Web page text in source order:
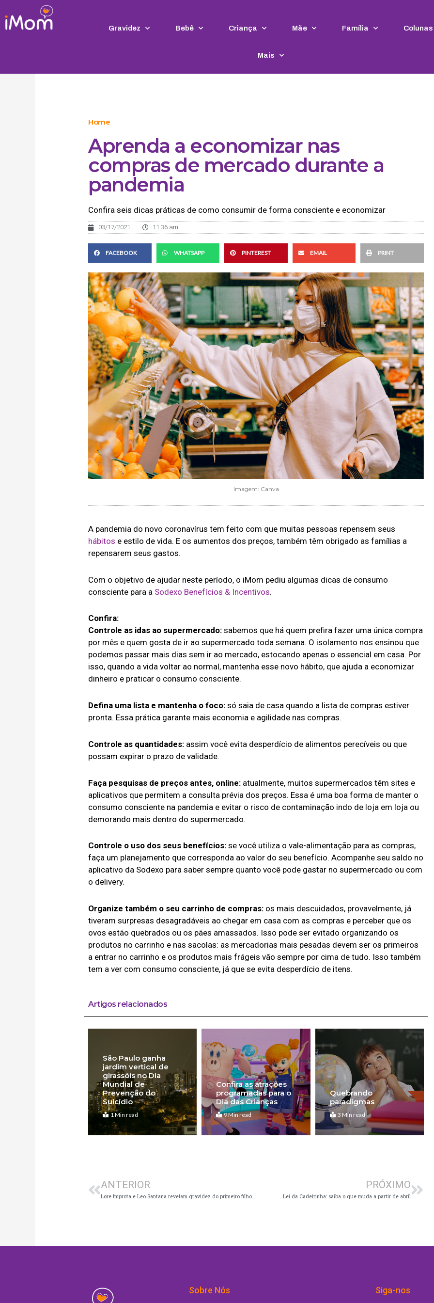
para
Gravidez Bebê Criança Mãe Família Colunas
Mais
Home
Aprenda a economizar nas
compras de mercado durante a
pandemia
Confira seis dicas práticas de como consumir de forma consciente e economizar
03/17/2021 11:36 am
FACEBOOK WHATSAPP PINTEREST EMAIL PRINT
Imagem: Canva
A pandemia do novo coronavírus tem feito com que muitas pessoas repensem seus
hábitos e estilo de vida. E os aumentos dos preços, também têm obrigado as famílias a
repensarem seus gastos.
Com o objetivo de ajudar neste período, o iMom pediu algumas dicas de consumo
consciente para a Sodexo Benefícios & Incentivos.
Confira:
Controle as idas ao supermercado:sabemos que há quem prefira fazer uma única compra
por mês e quem gosta de ir ao supermercado toda semana. O isolamento nos ensinou que
podemos passar mais dias sem ir ao mercado, estocando apenas o essencial em casa. Por
isso, quando a vida voltar ao normal, mantenha esse novo hábito, que ajuda a economizar
dinheiro e praticar o consumo consciente.
Defina uma lista e mantenha o foco: só saia de casa quando a lista de compras estiver
pronta. Essa prática garante mais economia e agilidade nas compras.
Controle as quantidades: assim você evita desperdício de alimentos perecíveis ou que
possam expirar o prazo de validade.
Faça pesquisas de preços antes, online: atualmente, muitos supermercados têm sites e
aplicativos que permitem a consulta prévia dos preços. Essa é uma boa forma de manter o
consumo consciente na pandemia e evitar o risco de contaminação indo de loja em loja ou
demorando mais dentro do supermercado.
Controle o uso dos seus benefícios: se você utiliza o vale-alimentação para as compras,
faça um planejamento que corresponda ao valor do seu benefício. Acompanhe seu saldo no
aplicativo da Sodexo para saber sempre quanto você pode gastar no supermercado ou com
o delivery.
Organize também o seu carrinho de compras: os mais descuidados, provavelmente, já
tiveram surpresas desagradáveis ao chegar em casa com as compras e perceber que os
ovos estão quebrados ou os pães amassados. Isso pode ser evitado organizando os
produtos no carrinho e nas sacolas: as mercadorias mais pesadas devem ser os primeiros
a entrar no carrinho e os produtos mais frágeis vão sempre por cima de tudo. Isso também
tem a ver com consumo consciente, já que se evita desperdício de itens.
Artigos relacionados
São Paulo ganha
jardim vertical de
girassóis no Dia
Mundial de
Prevenção do
Suicídio
1 Min read
Confira as atrações
programadas para o
Dia das Crianças
9 Min read
Quebrando
paradigmas
3 Min read
ANTERIOR
Lore Improta e Leo Santana revelam gravidez do primeiro filho em ação de Páscoa Lacta
PRÓXIMO
Lei da Cadeirinha: saiba o que muda a partir de abril
Sobre Nós Siga-nos